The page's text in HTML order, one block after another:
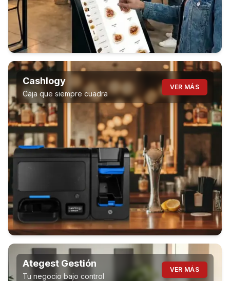
Cashlogy
Caja que siempre cuadra
VER MÁS
Ategest Gestión
Tu negocio bajo control
VER MÁS